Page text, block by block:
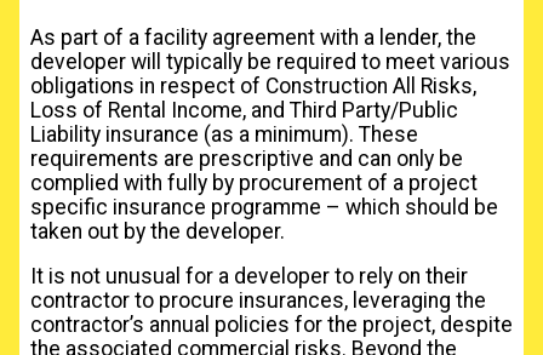
As part of a facility agreement with a lender, the
developer will typically be required to meet various
obligations in respect of Construction All Risks,
Loss of Rental Income, and Third Party/Public
Liability insurance (as a minimum). These
requirements are prescriptive and can only be
complied with fully by procurement of a project
specific insurance programme – which should be
taken out by the developer.
It is not unusual for a developer to rely on their
contractor to procure insurances, leveraging the
contractor’s annual policies for the project, despite
the associated commercial risks. Beyond the